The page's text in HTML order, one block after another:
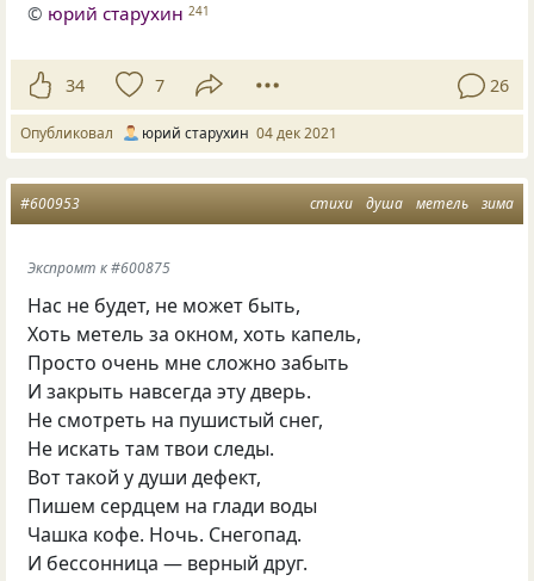
© юрий старухин 241
34 7 26
Опубликовал юрий старухин 04 дек 2021
стихи душа метель зима
#600953
Экспромт к #600875
Нас не будет, не может быть,
Хоть метель за окном, хоть капель,
Просто очень мне сложно забыть
И закрыть навсегда эту дверь.
Не смотреть на пушистый снег,
Не искать там твои следы.
Вот такой у души дефект,
Пишем сердцем на глади воды
Чашка кофе. Ночь. Снегопад.
И бессонница — верный друг.